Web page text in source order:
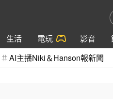
生活 電玩 影音
AI主播Niki＆Hanson報新聞